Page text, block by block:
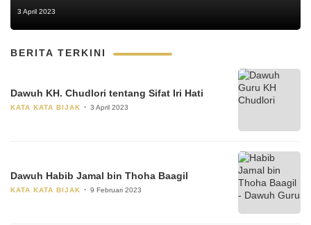
3 April 2023
BERITA TERKINI
Dawuh KH. Chudlori tentang Sifat Iri Hati
KATA KATA BIJAK 3 April 2023
Dawuh Habib Jamal bin Thoha Baagil
KATA KATA BIJAK 9 Februari 2023